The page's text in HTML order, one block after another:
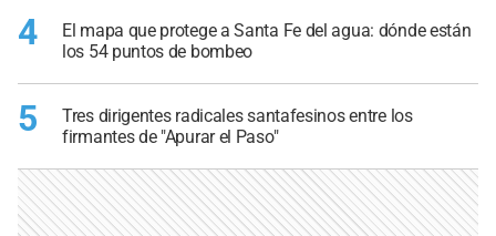
4
El mapa que protege a Santa Fe del agua: dónde están
los 54 puntos de bombeo
5
Tres dirigentes radicales santafesinos entre los
firmantes de "Apurar el Paso"